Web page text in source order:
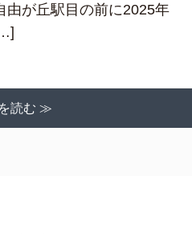
由が丘駅目の前に2025年
読む ≫